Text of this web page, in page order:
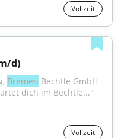
Vollzeit
d)
Bremen
dich im Bechtle..."
Vollzeit